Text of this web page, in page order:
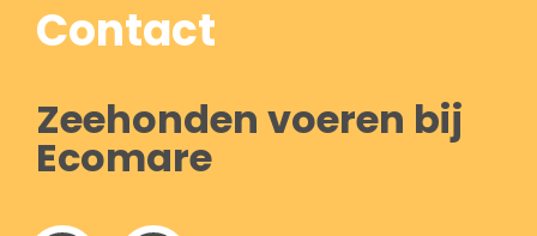
Contact
Zeehonden voeren bij
Ecomare